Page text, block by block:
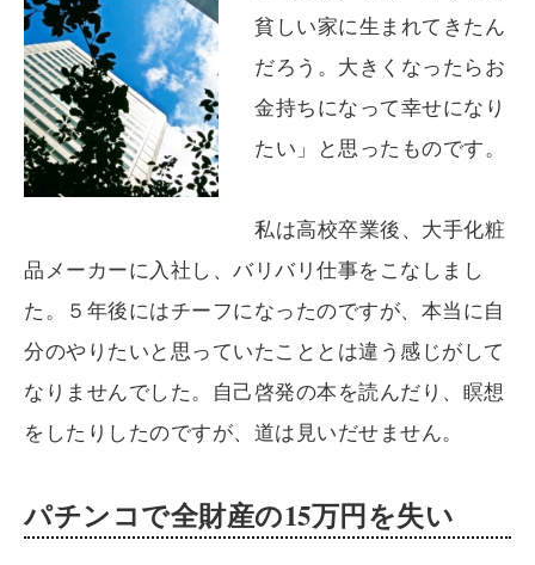
貧しい家に生まれてきたん
だろう。大きくなったらお
金持ちになって幸せになり
たい」と思ったものです。
私は高校卒業後、大手化粧
品メーカーに入社し、バリバリ仕事をこなしまし
た。５年後にはチーフになったのですが、本当に自
分のやりたいと思っていたこととは違う感じがして
なりませんでした。自己啓発の本を読んだり、瞑想
をしたりしたのですが、道は見いだせません。
パチンコで全財産の15万円を失い